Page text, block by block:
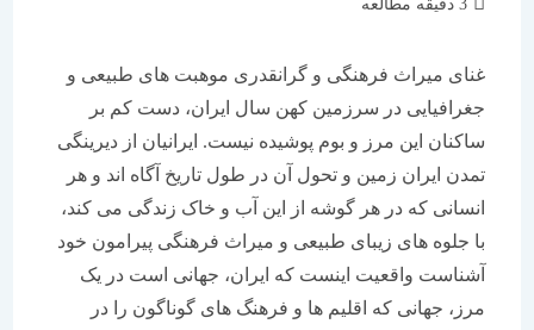
غنای میراث فرهنگی و گرانقدری موهبت های طبیعی و
جغرافیایی در سرزمین کهن سال ایران، دست کم بر
ساکنان این مرز و بوم پوشیده نیست. ایرانیان از دیرینگی
تمدن ایران زمین و تحول آن در طول تاریخ آگاه اند و هر
انسانی که در هر گوشه از این آب و خاک زندگی می کند،
با جلوه های زیبای طبیعی و میراث فرهنگی پیرامون خود
آشناست واقعیت اینست که ایران، جهانی است در یک
مرز، جهانی که اقلیم ها و فرهنگ های گوناگون را در